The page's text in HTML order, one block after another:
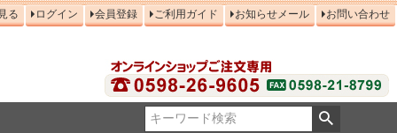
る ログイン 会員登録 ご利用ガイド お知らせメール お問い合わせ